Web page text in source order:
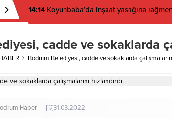
14:14 Koyunbaba’da inşaat yasağına
cadde ve sokaklarda
Bodrum Belediyesi, cadde ve sokaklarda çalışmalarını
Haber 31.03.2022